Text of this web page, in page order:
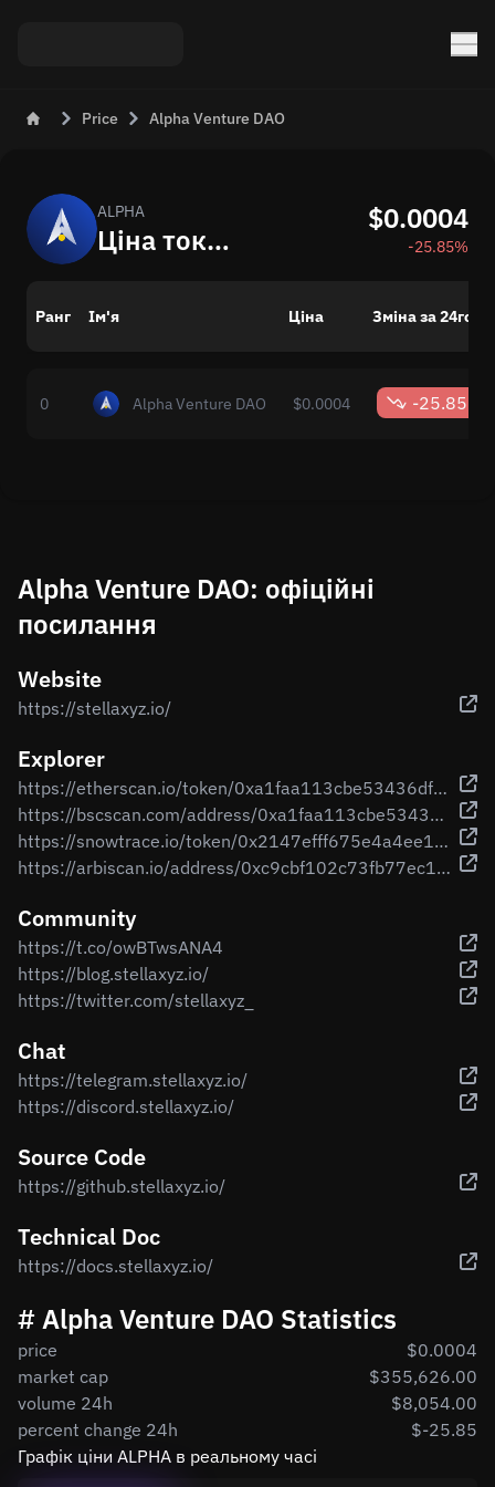
Price Alpha Venture DAO
ALPHA
Ціна токена Alpha Venture DAO (ALPHA) сьогодні
$0.0004
-25.85%
Ранг Ім'я Ціна Зміна за 24год.
0 Alpha Venture DAO $0.0004 -25.85%
Alpha Venture DAO: офіційні
посилання
Website
https://stellaxyz.io/
Explorer
https://etherscan.io/token/0xa1faa113cbe53436df28ff0aee54275c13b40975
https://bscscan.com/address/0xa1faa113cbe53436df28ff0aee54275c13b40975
https://snowtrace.io/token/0x2147efff675e4a4ee1c2f918d181cdbd7a8e208f
https://arbiscan.io/address/0xc9cbf102c73fb77ec14f8b4c8bd88e050a6b2646
Community
https://t.co/owBTwsANA4
https://blog.stellaxyz.io/
https://twitter.com/stellaxyz_
Chat
https://telegram.stellaxyz.io/
https://discord.stellaxyz.io/
Source Code
https://github.stellaxyz.io/
Technical Doc
https://docs.stellaxyz.io/
# Alpha Venture DAO Statistics
price
$0.0004
market cap
$355,626.00
volume 24h
$8,054.00
percent change 24h
$-25.85
Графік ціни ALPHA в реальному часі